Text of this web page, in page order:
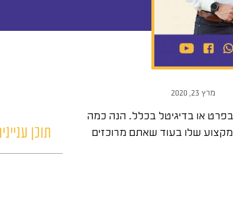
מרץ 23, 2020
בפרט או בדיגיטל בכלל. הנה כמה
שלו בעוד שאתם מרוכזים
תוכן